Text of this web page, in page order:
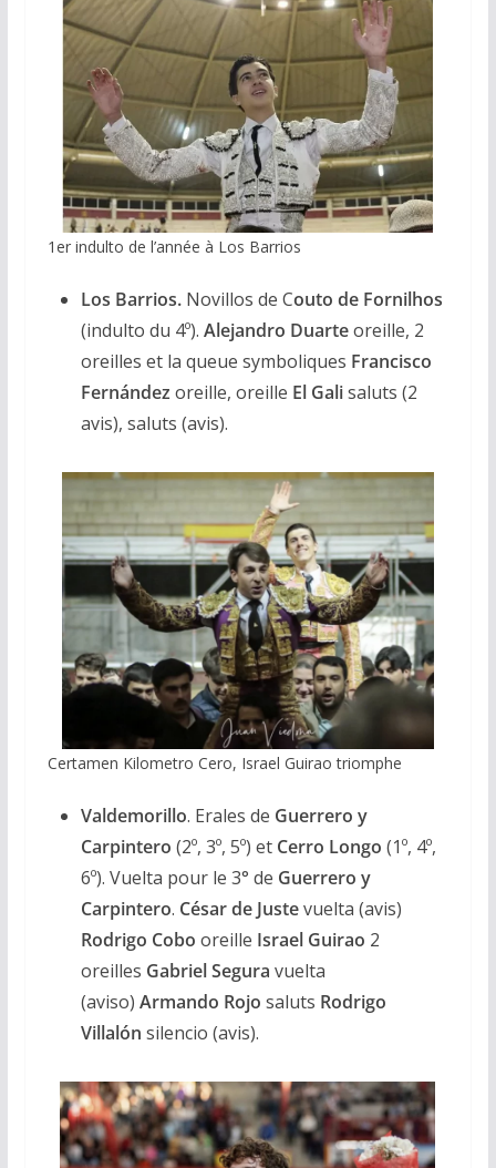
1er indulto de l’année à Los Barrios
Los Barrios.Novillos de Couto de Fornilhos
(indulto du 4º). Alejandro Duarteoreille, 2
oreilles et la queue symboliques Francisco
Fernández oreille, oreille El Galisaluts (2
avis), saluts (avis).
Certamen Kilometro Cero, Israel Guirao triomphe
Valdemorillo. Erales de Guerrero y
Carpintero (2º, 3º, 5º) et Cerro Longo (1º, 4º,
6º). Vuelta pour le 3° de Guerrero y
Carpintero. César de Justevuelta (avis)
Rodrigo Cobo oreille Israel Guirao 2
oreilles Gabriel Segura vuelta
(aviso) Armando Rojo saluts Rodrigo
Villalón silencio (avis).